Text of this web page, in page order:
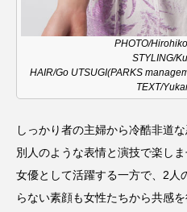
PHOTO/
STYLING/
HAIR/Go UTSUGI(PARKS
TEXT/
しっかり者の主婦から冷酷非道
別人のような表情と演技で楽し
女優として活躍する一方で、2人
らない素顔も女性たちから共感を